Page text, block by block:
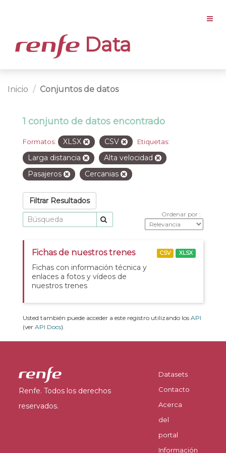
Data
Inicio Conjuntos de datos
1 conjunto de datos encontrado
Formatos: XLSX CSV Etiquetas:
Larga distancia
Alta velocidad
Pasajeros
Cercanias
Filtrar Resultados
Ordenar por
Fichas de nuestros trenes
Fichas con información técnica y
enlaces a fotos y vídeos de
nuestros trenes
CSV XLSX
Usted también puede acceder a este registro utilizando los API
(ver API Docs).
Renfe. Todos los derechos
reservados.
Datasets
Contacto
Acerca
del
portal
Información